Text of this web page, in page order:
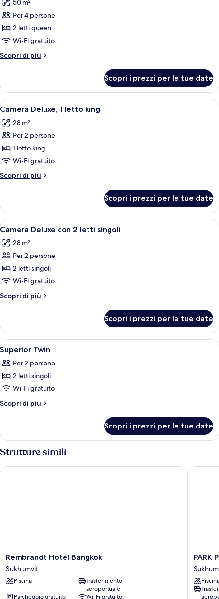
le
foto
per
Camera
familiare
50 m²
Per 4 persone
2 letti queen
Wi-Fi gratuito
Scopri di più
Altri
familiare
Scopri i prezzi per le tue date
Apri
tutte
le
foto
per
Camera
Deluxe,
1
king
Una camera d'albergo con un letto
7
Camera Deluxe, 1 letto king
28 m²
Per 2 persone
1 letto king
Wi-Fi gratuito
Scopri di più
Altri
Deluxe,
letto
Scopri i prezzi per le tue date
Apri
tutte
le
foto
per
Camera
Deluxe
con
letti
singoli
Una camera d'albergo con due letti,
5
Camera Deluxe con 2 letti singoli
28 m²
Per 2 persone
2 letti singoli
Wi-Fi gratuito
Scopri di più
Altri
Deluxe
con
2
letti
singoli
Scopri i prezzi per le tue date
Apri
tutte
le
foto
per
Superior
Una camera d'albergo con un letto,
15
Superior Twin
Per 2 persone
2 letti singoli
Wi-Fi gratuito
Scopri di più
Altri
Twin
Scopri i prezzi per le tue date
Strutture simili
Rembrandt
Hotel
Bangkok
Sukhumvit
Rembrandt Hotel Bangkok
Sukhumvit
Piscina
Trasferimento
aeroportuale
Parcheggio gratuito
Wi-Fi gratuito
Rembrandt Hotel Bangkok
PARK
PLAZA
SOI
18
PARK
Piscina
PARK